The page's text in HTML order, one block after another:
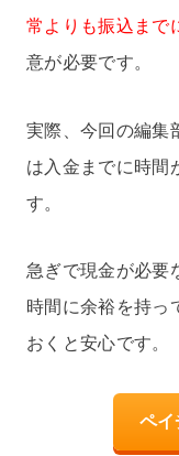
常よりも振込まで
意が必要です。
実際、今回の編集
は入金までに時間
す。
急ぎで現金が必要
時間に余裕を持っ
おくと安心です。
ペイ